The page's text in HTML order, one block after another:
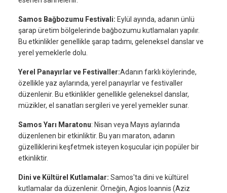
Samos Bağbozumu Festivali: Eylül ayında, adanın ünlü
şarap üretim bölgelerinde bağbozumu kutlamaları yapılır.
Bu etkinlikler genellikle şarap tadımı, geleneksel danslar ve
yerel yemeklerle dolu.
Yerel Panayırlar ve Festivaller:Adanın farklı köylerinde,
özellikle yaz aylarında, yerel panayırlar ve festivaller
düzenlenir. Bu etkinlikler genellikle geleneksel danslar,
müzikler, el sanatları sergileri ve yerel yemekler sunar.
Samos Yarı Maratonu: Nisan veya Mayıs aylarında
düzenlenen bir etkinliktir. Bu yarı maraton, adanın
güzelliklerini keşfetmek isteyen koşucular için popüler bir
etkinliktir.
Dini ve Kültürel Kutlamalar: Samos'ta dini ve kültürel
kutlamalar da düzenlenir. Örneğin, Agios Ioannis (Aziz